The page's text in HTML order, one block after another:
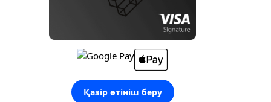
Қазір өтініш беру